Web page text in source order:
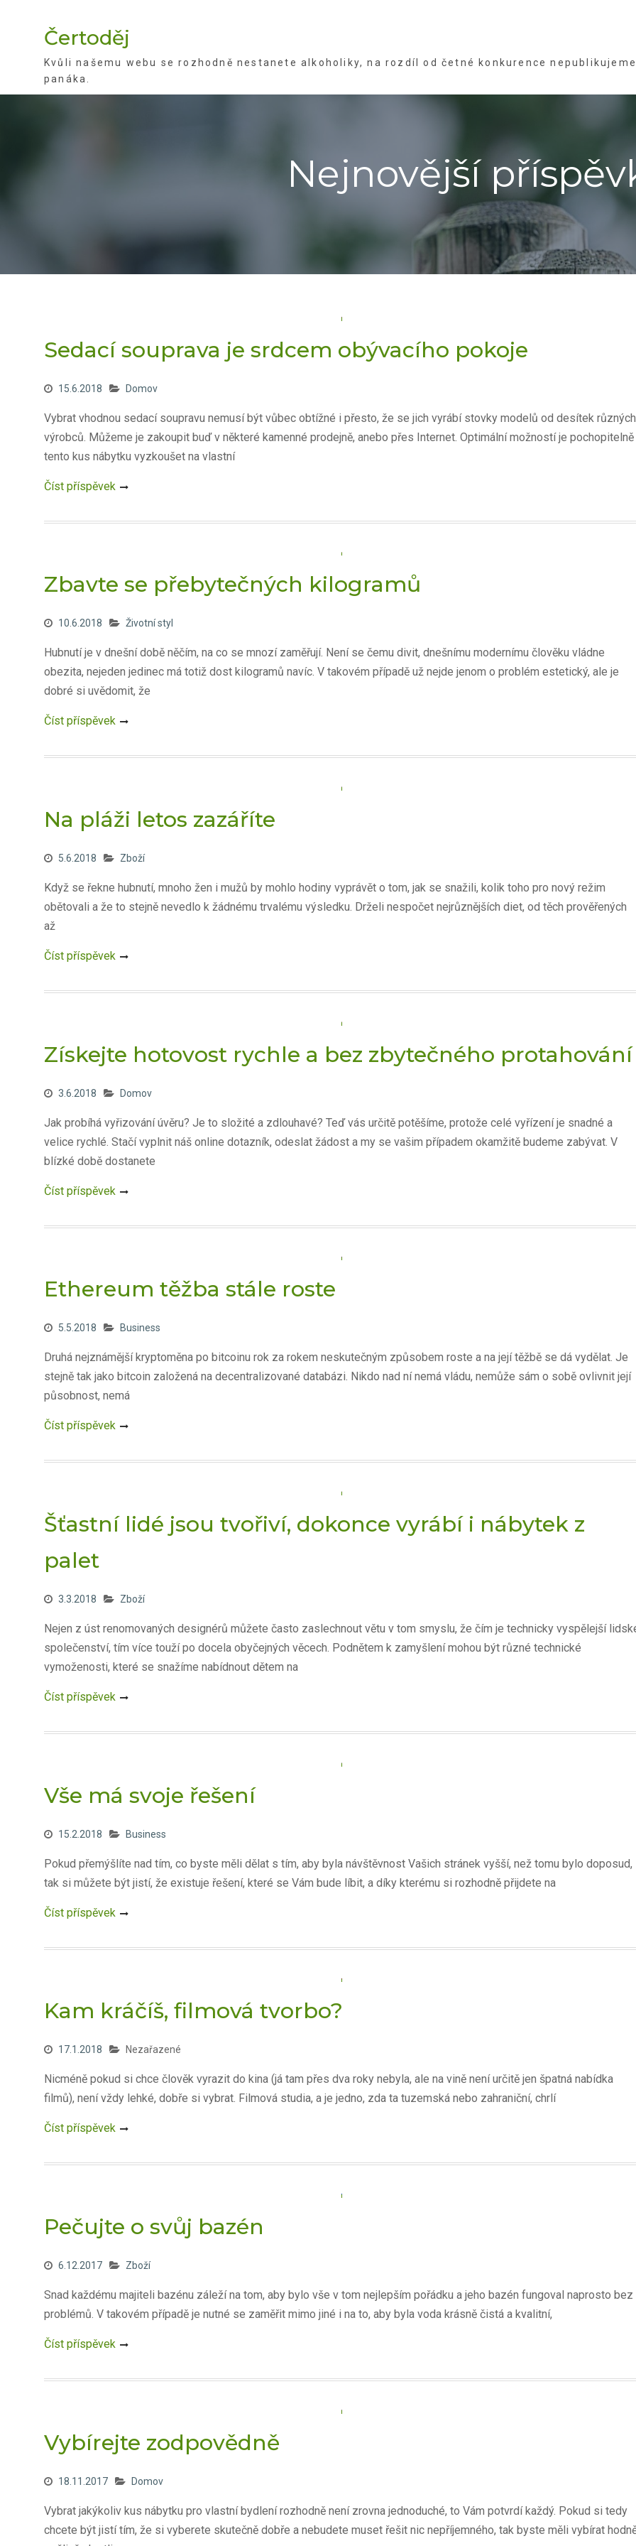
Čertoděj
Kvůli našemu webu se rozhodně nestanete alkoholiky, na rozdíl od četné konkurence
panáka.
Nejnovější
Sedací souprava je srdcem obývacího pokoje
15.6.2018 Domov
Vybrat vhodnou sedací soupravu nemusí být vůbec obtížné i přesto, že se jich vyrábí stovky modelů od desítek různých
výrobců. Můžeme je zakoupit buď v některé kamenné prodejně, anebo přes Internet. Optimální možností je pochopitelně
tento kus nábytku vyzkoušet na vlastní
Číst příspěvek
Zbavte se přebytečných kilogramů
10.6.2018 Životní styl
Hubnutí je v dnešní době něčím, na co se mnozí zaměřují. Není se čemu divit, dnešnímu modernímu člověku vládne
obezita, nejeden jedinec má totiž dost kilogramů navíc. V takovém případě už nejde jenom o problém estetický, ale je
dobré si uvědomit, že
Číst příspěvek
Na pláži letos zazáříte
5.6.2018 Zboží
Když se řekne hubnutí, mnoho žen i mužů by mohlo hodiny vyprávět o tom, jak se snažili, kolik toho pro nový režim
obětovali a že to stejně nevedlo k žádnému trvalému výsledku. Drželi nespočet nejrůznějších diet, od těch prověřených
až
Číst příspěvek
Získejte hotovost rychle a bez zbytečného protahování
3.6.2018 Domov
Jak probíhá vyřizování úvěru? Je to složité a zdlouhavé? Teď vás určitě potěšíme, protože celé vyřízení je snadné a
velice rychlé. Stačí vyplnit náš online dotazník, odeslat žádost a my se vašim případem okamžitě budeme zabývat. V
blízké době dostanete
Číst příspěvek
Ethereum těžba stále roste
5.5.2018 Business
Druhá nejznámější kryptoměna po bitcoinu rok za rokem neskutečným způsobem roste a na její těžbě se dá vydělat. Je
stejně tak jako bitcoin založená na decentralizované databázi. Nikdo nad ní nemá vládu, nemůže sám o sobě ovlivnit její
působnost, nemá
Číst příspěvek
Šťastní lidé jsou tvořiví, dokonce vyrábí i nábytek z
palet
3.3.2018 Zboží
Nejen z úst renomovaných designérů můžete často zaslechnout větu v tom smyslu, že čím je technicky vyspělejší
společenství, tím více touží po docela obyčejných věcech. Podnětem k zamyšlení mohou být různé technické
vymoženosti, které se snažíme nabídnout dětem na
Číst příspěvek
Vše má svoje řešení
15.2.2018 Business
Pokud přemýšlíte nad tím, co byste měli dělat s tím, aby byla návštěvnost Vašich stránek vyšší, než tomu bylo doposud,
tak si můžete být jistí, že existuje řešení, které se Vám bude líbit, a díky kterému si rozhodně přijdete na
Číst příspěvek
Kam kráčíš, filmová tvorbo?
17.1.2018 Nezařazené
Nicméně pokud si chce člověk vyrazit do kina (já tam přes dva roky nebyla, ale na vině není určitě jen špatná nabídka
filmů), není vždy lehké, dobře si vybrat. Filmová studia, a je jedno, zda ta tuzemská nebo zahraniční, chrlí
Číst příspěvek
Pečujte o svůj bazén
6.12.2017 Zboží
Snad každému majiteli bazénu záleží na tom, aby bylo vše v tom nejlepším pořádku a jeho bazén fungoval naprosto bez
problémů. V takovém případě je nutné se zaměřit mimo jiné i na to, aby byla voda krásně čistá a kvalitní,
Číst příspěvek
Vybírejte zodpovědně
18.11.2017 Domov
Vybrat jakýkoliv kus nábytku pro vlastní bydlení rozhodně není zrovna jednoduché, to Vám potvrdí každý. Pokud si tedy
chcete být jistí tím, že si vyberete skutečně dobře a nebudete muset řešit nic nepříjemného, tak byste měli vybírat